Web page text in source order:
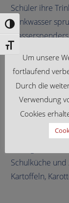
Umschalten auf
Schrift vergrößern
Schüler ihre
Trinkwasser
2023/24/
Die
Pommes!
Schulküche
Kartoffeln,
Um unsere
fortlaufend
Durch die
Verwendung
Cookies